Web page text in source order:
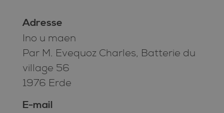
Adresse
Ino u maen
Par M. Evequoz Charles, Batterie du
village 56
1976 Erde
E-mail